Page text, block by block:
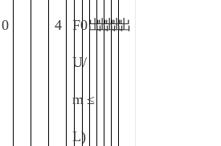
0
≤
4 F
U/
m
L)
0出出出出出